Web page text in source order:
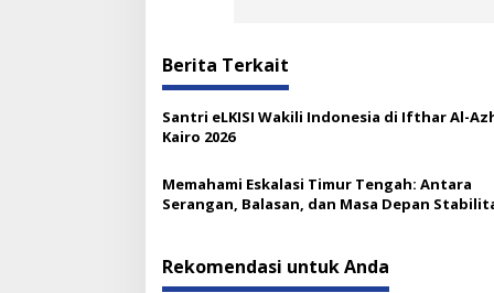
Berita Terkait
Santri eLKISI Wakili Indonesia di Ifthar Al-
Kairo 2026
Memahami Eskalasi Timur Tengah: Antara
Serangan, Balasan, dan Masa Depan
Rekomendasi untuk Anda